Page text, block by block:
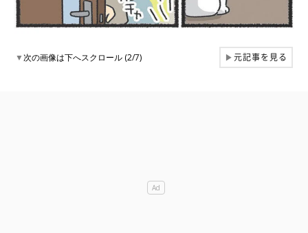
▼次の画像は下へスクロール (2/7) ▶元記事を見る